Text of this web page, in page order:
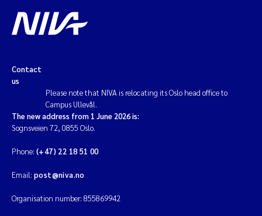
Contact
us
Please note that NIVA is relocating its Oslo head office to
Campus Ullevål.
The new address from 1 June 2026 is:
Sognsveien 72, 0855 Oslo.
Phone: (+47) 22 18 51 00
Email: post@niva.no
Organisation number: 855869942